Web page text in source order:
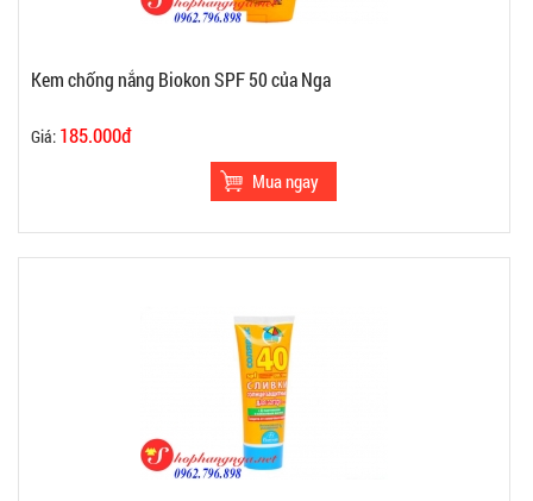
Kem chống nắng Biokon SPF 50 của Nga
Giá: 185.000đ